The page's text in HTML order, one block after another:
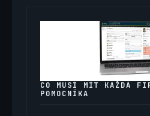
CO MUSÍ MÍT KAŽDÁ
POMOCNÍKA